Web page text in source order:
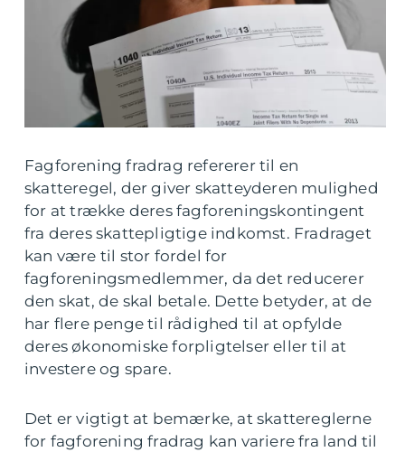
Fagforening fradrag refererer til en
skatteregel, der giver skatteyderen mulighed
for at trække deres fagforeningskontingent
fra deres skattepligtige indkomst. Fradraget
kan være til stor fordel for
fagforeningsmedlemmer, da det reducerer
den skat, de skal betale. Dette betyder, at de
har flere penge til rådighed til at opfylde
deres økonomiske forpligtelser eller til at
investere og spare.
Det er vigtigt at bemærke, at skattereglerne
for fagforening fradrag kan variere fra land til